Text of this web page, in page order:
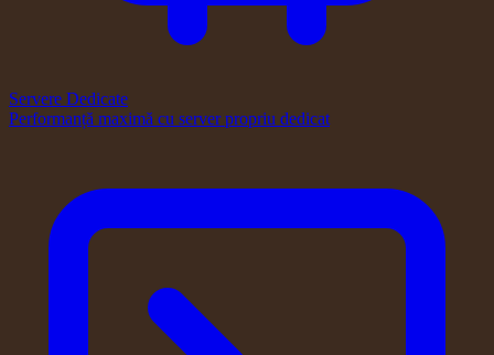
Servere Dedicate
Performanță maximă cu server propriu dedicat